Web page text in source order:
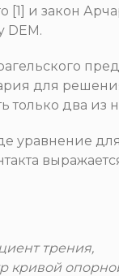
[1] и закон
DEM.
для
только два из
уравнение
трения,
кривой